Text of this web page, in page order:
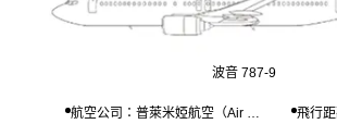
波音 787-9
航空公司：普萊米婭航空（Air Pr
飛行